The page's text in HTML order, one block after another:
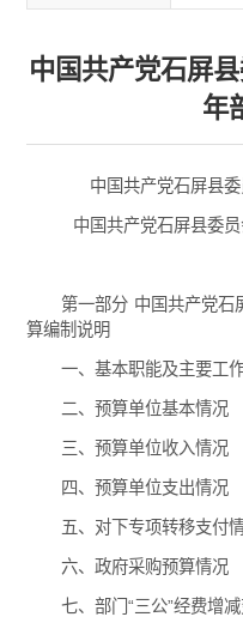
中国共产党石屏
年
中国共产党石屏县
中国共产党石屏县委
第一部分 中国共产党石
算编制说明
一、基本职能及主要工
二、预算单位基本情况
三、预算单位收入情况
四、预算单位支出情况
五、对下专项转移支付
六、政府采购预算情况
七、部门“三公”经费增